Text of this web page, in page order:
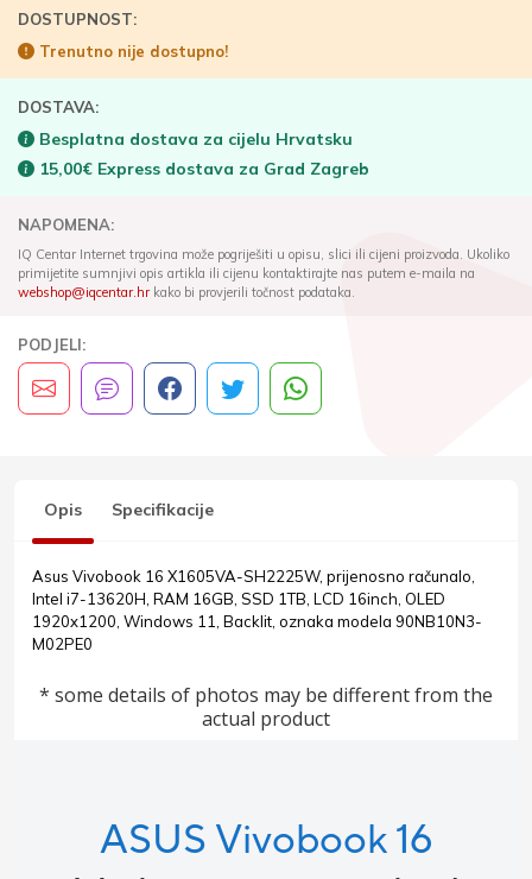
DOSTUPNOST:
Trenutno nije dostupno!
DOSTAVA:
Besplatna dostava za cijelu Hrvatsku
15,00€ Express dostava za Grad Zagreb
NAPOMENA:
IQ Centar Internet trgovina može pogriješiti u opisu, slici ili cijeni proizvoda. Ukoliko
primijetite sumnjivi opis artikla ili cijenu kontaktirajte nas putem e-maila na
webshop@iqcentar.hrkako bi provjerili točnost podataka.
PODJELI:
Opis Specifikacije
Asus Vivobook 16 X1605VA-SH2225W, prijenosno računalo,
Intel i7-13620H, RAM 16GB, SSD 1TB, LCD 16inch, OLED
1920x1200, Windows 11, Backlit, oznaka modela 90NB10N3-
M02PE0